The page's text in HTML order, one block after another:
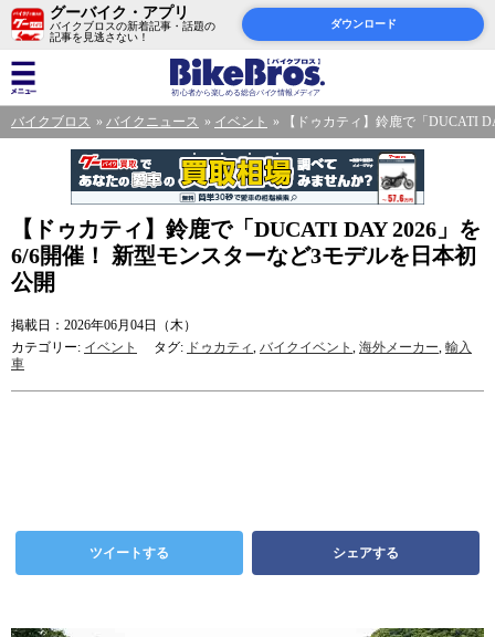
グーバイク・アプリ
バイクブロスの新着記事・話題の
記事を見逃さない！
ダウンロード
バイクブロス バイクニュース イベント 【ドゥカティ】鈴鹿で「DUCATI
【ドゥカティ】鈴鹿で「DUCATI DAY 2026」を
6/6開催！ 新型モンスターなど3モデルを日本初
公開
掲載日：2026年06月04日（木）
カテゴリー: イベント タグ: ドゥカティ, バイクイベント , 海外メーカー, 輸入
車
ツイートする シェアする